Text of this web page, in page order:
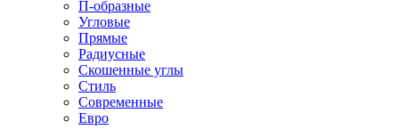
П-образные
Угловые
Прямые
Радиусные
Скошенные углы
Стиль
Современные
Евро